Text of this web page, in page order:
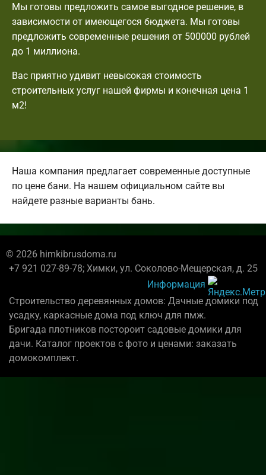
Мы готовы предложить самое выгодное решение, в
зависимости от имеющегося бюджета. Мы готовы
предложить современные решения от 500000 рублей
до 1 миллиона.
Вас приятно удивит невысокая стоимость
строительных услуг нашей фирмы и конечная цена 1
м2!
Наша компания предлагает современные доступные
по цене бани. На нашем официальном сайте вы
найдете разные варианты бань.
© 2026 himkibrusdoma.ru
+7 921 027-89-78; Химки, ул. Соколово-Мещерская, д. 25
Информация
Строительство деревянных домов: Дачные домики под
усадку, каркасные дома под ключ для пмж.
Бригада плотников постороит садовые домики для
дачи. Каталог проектов с фото и ценами: заказать
домокомплект.